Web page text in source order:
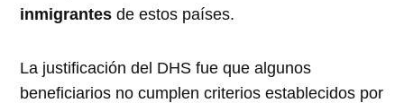
inmigrantes de estos países.
La justificación del DHS fue que algunos
beneficiarios no cumplen criterios establecidos por